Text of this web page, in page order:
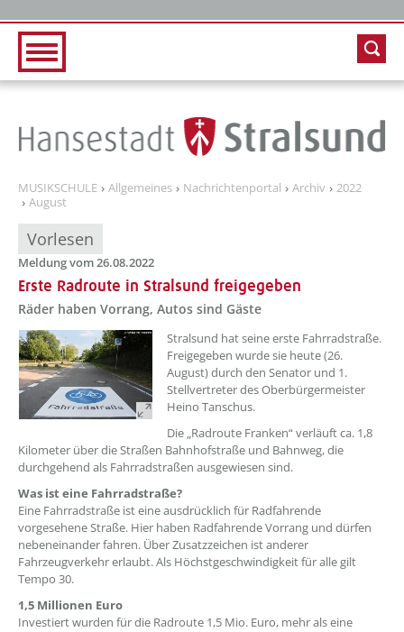
MUSIKSCHULE Allgemeines Nachrichtenportal Archiv
2022
August
Vorlesen
Meldung vom 26.08.2022
Erste Radroute in Stralsund freigegeben
Räder haben Vorrang, Autos sind Gäste
??? absaetzeOben[1]/titel ???
Stralsund hat seine erste Fahrradstraße.
Freigegeben wurde sie heute (26.
August) durch den Senator und 1.
Stellvertreter des Oberbürgermeister
Heino Tanschus.
Die „Radroute Franken“ verläuft ca. 1,8
Kilometer über die Straßen Bahnhofstraße und Bahnweg, die
durchgehend als Fahrradstraßen ausgewiesen sind.
Was ist eine Fahrradstraße?
Eine Fahrradstraße ist eine ausdrücklich für Radfahrende
vorgesehene Straße. Hier haben Radfahrende Vorrang und dürfen
nebeneinander fahren. Über Zusatzzeichen ist anderer
Fahrzeugverkehr erlaubt. Als Höchstgeschwindigkeit für alle gilt
Tempo 30.
1,5 Millionen Euro
Investiert wurden für die Radroute 1,5 Mio. Euro, mehr als eine